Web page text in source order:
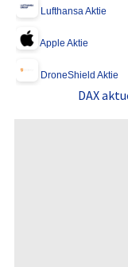
Lufthansa Aktie
Apple Aktie
DroneShield Aktie
DAX